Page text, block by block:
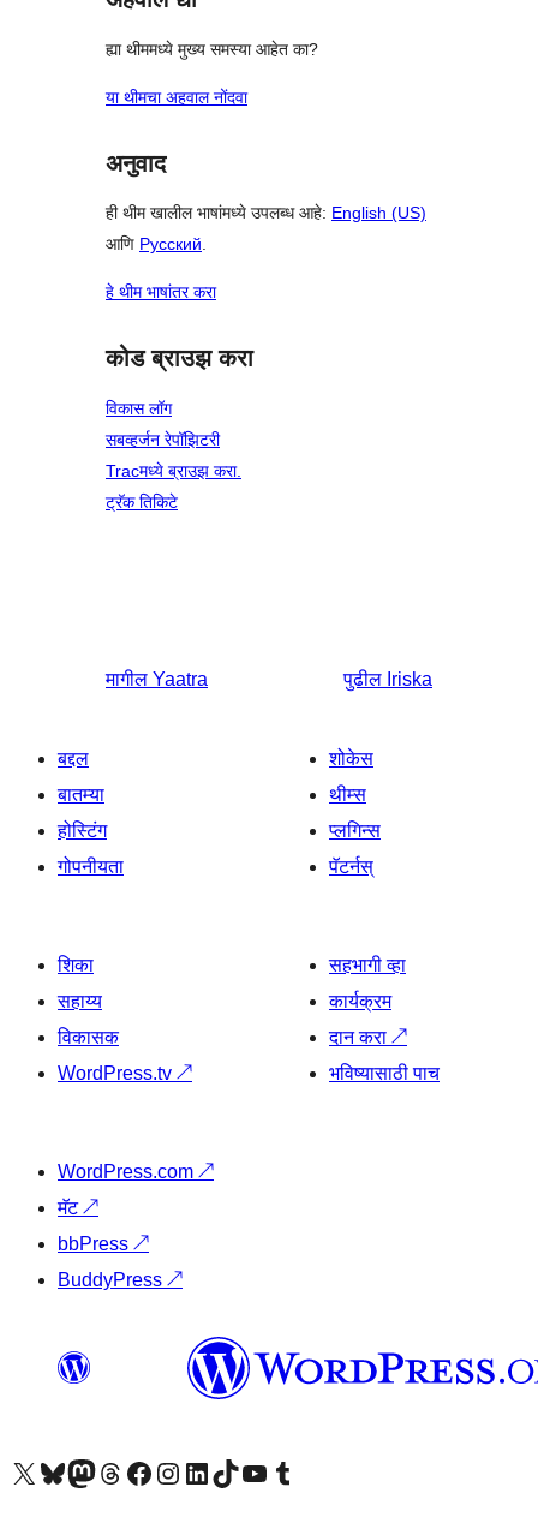
ह्या थीममध्ये मुख्य समस्या आहेत का?
या थीमचा अहवाल नोंदवा
अनुवाद
ही थीम खालील भाषांमध्ये उपलब्ध आहे: English (US)
आणि Русский.
हे थीम भाषांतर करा
कोड ब्राउझ करा
विकास लॉग
सबव्हर्जन रेपॉझिटरी
Tracमध्ये ब्राउझ करा.
ट्रॅक तिकिटे
मागील Yaatra पुढील Iriska
बद्दल
बातम्या
होस्टिंग
गोपनीयता
शोकेस
थीम्स
प्लगिन्स
पॅटर्नस्
शिका
सहाय्य
विकासक
WordPress.tv ↗
सहभागी व्हा
कार्यक्रम
दान करा ↗
भविष्यासाठी पाच
WordPress.com ↗
मॅट↗
bbPress ↗
BuddyPress ↗
आमच्या X (एक्स) (पूर्वीचे ट्विटर) खात्याला भेट द्या आमच्या ब्लूस्की खात्याला भेट द्या.आमच्या Mastodon खात्याला भेट द्या.आमच्या थ्रेड्स खात्याला भेट द्या. आमच्या फेसबुक पेजला भेट द्या आमच्या इंस्टाग्राम खात्याला भेट द्या आमच्या लिंक्डइन खात्याला भेट द्या आमच्या टिकटॉक अकाउंटला भेट द्या.आमच्या यूट्यूब चॅनेलला भेट द्या आमच्या टंबलर खात्याला भेट द्या.